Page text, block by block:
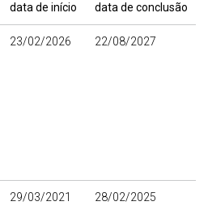
data de início data de conclusão
23/02/2026 22/08/2027
29/03/2021 28/02/2025